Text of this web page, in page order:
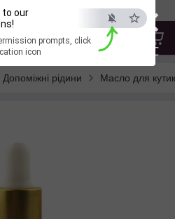
×
ESC
to our
prompts, click
icon
Допоміжні рідини Масло для